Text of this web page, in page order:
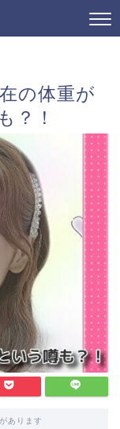
の体重が
？！
あります